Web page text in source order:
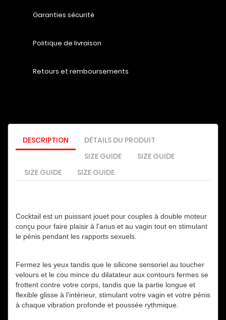
Garanties sécurité
Politique de livraison
Retours et remboursements
DESCRIPTION
DÉTAILS DU PRODUIT
SIZE GUIDE
SIZE GUIDE
SIZE GUIDE
SIZE GUIDE
Cocktail est un puissant jouet pour couples à double moteur
conçu pour faire plaisir à l'anus et au vagin tout en stimulant
le pénis pendant les rapports sexuels.
Fermez les yeux tandis que le silicone sensoriel au toucher
velours et le cou mince du dilatateur aux contours fermes se
frottent contre votre corps, tandis que la partie longue et
flexible glisse à l'intérieur, stimulant votre vagin et votre pénis
à chaque vibration profonde et poussée rythmique.